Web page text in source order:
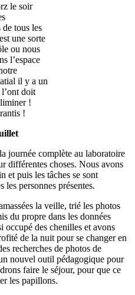
le soir
tous les
une sorte
ou nous
l’espace
il y a un
doit
!
!
journée complète au laboratoire
différentes choses. Nous avons
et puis les tâches se sont
les personnes présentes.
la veille, trié les photos
du propre dans les données
occupé des chenilles et avons
de la nuit pour se changer en
recherches de photos de
nouvel outil pédagogique pour
faire le séjour, pour que ce
les papillons.